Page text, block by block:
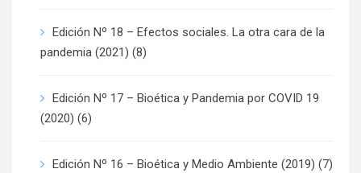
Edición Nº 18 – Efectos sociales. La otra cara de la
pandemia (2021) (8)
Edición Nº 17 – Bioética y Pandemia por COVID 19
(2020) (6)
Edición Nº 16 – Bioética y Medio Ambiente (2019) (7)